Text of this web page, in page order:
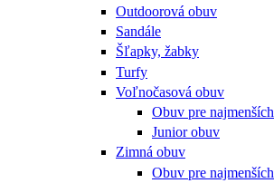
Outdoorová obuv
Sandále
Šľapky, žabky
Turfy
Voľnočasová obuv
Obuv pre najmenších
Junior obuv
Zimná obuv
Obuv pre najmenších